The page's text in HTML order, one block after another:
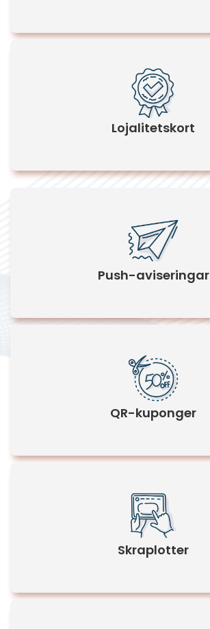
Lojalitetskort
Push-aviseringar
QR-kuponger
Skraplotter